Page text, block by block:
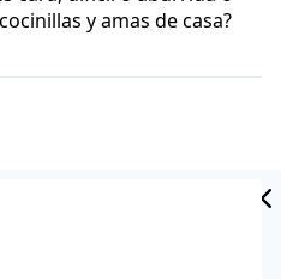
y amas de casa?